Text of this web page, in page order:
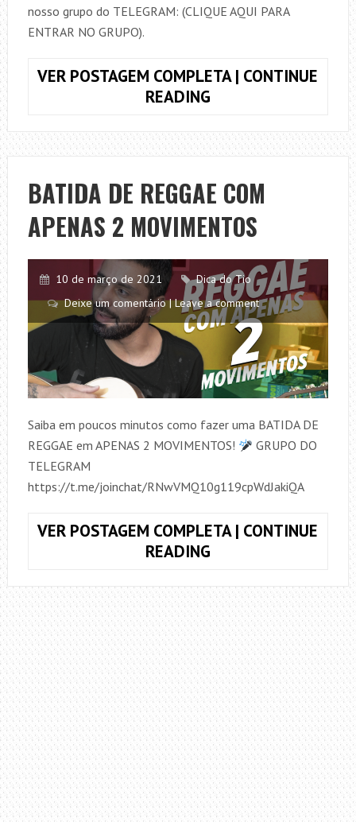
nosso grupo do TELEGRAM: (CLIQUE AQUI PARA
ENTRAR NO GRUPO).
VER POSTAGEM COMPLETA | CONTINUE
READINGCOMO
SAUDADE
BOA,
TIAGO
IORC
+
AULA
+
CIFRA
COMPLETA
BATIDA DE REGGAE COM
APENAS 2 MOVIMENTOS
10 de março de 2021
Dica do Tio
Deixe um comentário | Leave a comment
Saiba em poucos minutos como fazer uma BATIDA DE
REGGAE em APENAS 2 MOVIMENTOS!
GRUPO DO
TELEGRAM
https://t.me/joinchat/RNwVMQ10g119cpWdJakiQA
VER POSTAGEM COMPLETA | CONTINUE
READINGBATIDA
REGGAE
COM
APENAS
2
MOVIMENTOS